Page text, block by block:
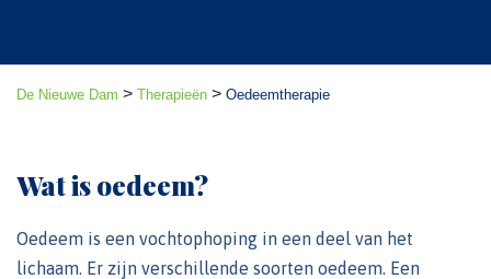
De Nieuwe Dam > Therapieën > Oedeemtherapie
Wat is oedeem?
Oedeem is een vochtophoping in een deel van het
lichaam. Er zijn verschillende soorten oedeem. Een